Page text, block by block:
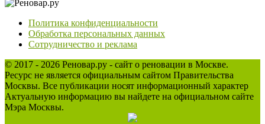
Политика конфиденциальности
Обработка персональных данных
Сотрудничество и реклама
© 2017 - 2026 Реновар.ру - сайт о реновации в Москве.
Ресурс не является официальным сайтом Правительства
Москвы. Все публикации носят информационный характер
Актуальную информацию вы найдете на официальном сайте
Мэра Москвы.